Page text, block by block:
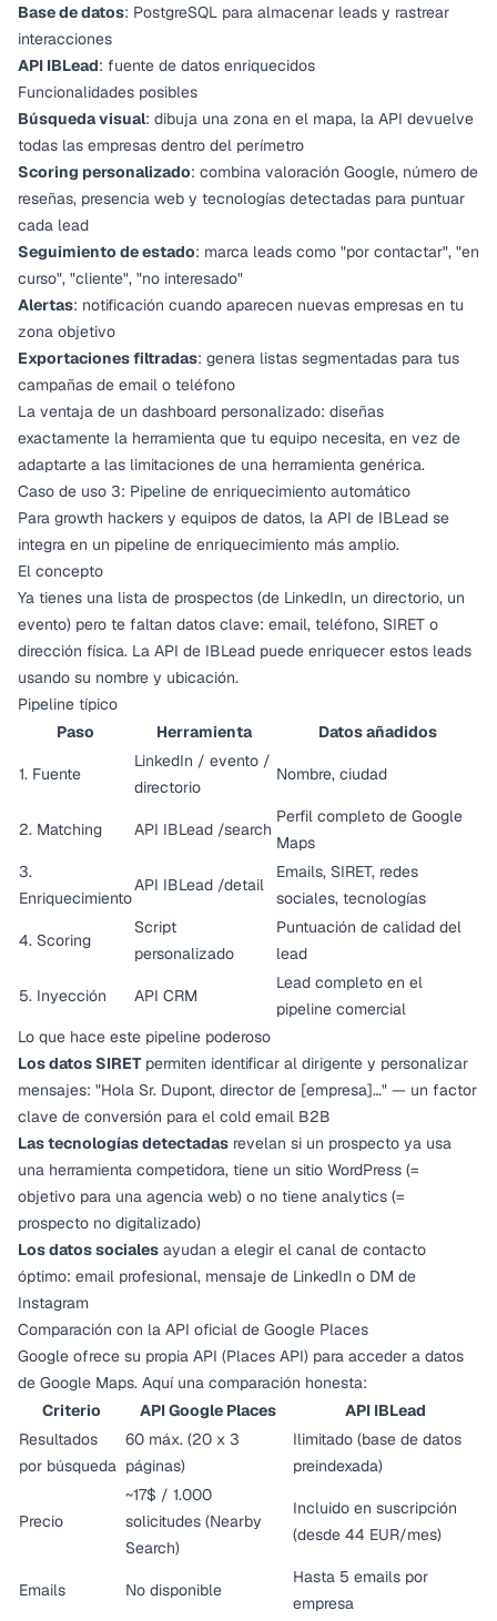
Base de datos: PostgreSQL para almacenar leads y rastrear
interacciones
API IBLead: fuente de datos enriquecidos
Funcionalidades posibles
Búsqueda visual: dibuja una zona en el mapa, la API devuelve
todas las empresas dentro del perímetro
Scoring personalizado: combina valoración Google, número de
reseñas, presencia web y tecnologías detectadas para puntuar
cada lead
Seguimiento de estado: marca leads como "por contactar", "en
curso", "cliente", "no interesado"
Alertas: notificación cuando aparecen nuevas empresas en tu
zona objetivo
Exportaciones filtradas: genera listas segmentadas para tus
campañas de email o teléfono
La ventaja de un dashboard personalizado: diseñas
exactamente la herramienta que tu equipo necesita, en vez de
adaptarte a las limitaciones de una herramienta genérica.
Caso de uso 3: Pipeline de enriquecimiento automático
Para growth hackers y equipos de datos, la API de IBLead se
integra en un pipeline de enriquecimiento más amplio.
El concepto
Ya tienes una lista de prospectos (de LinkedIn, un directorio, un
evento) pero te faltan datos clave: email, teléfono, SIRET o
dirección física. La API de IBLead puede enriquecer estos leads
usando su nombre y ubicación.
Pipeline típico
Paso
Herramienta Datos añadidos
1. Fuente
LinkedIn / evento /
directorio
Nombre, ciudad
2. Matching API IBLead /search
Perfil completo de Google
Maps
3.
Enriquecimiento
API IBLead /detail
Emails, SIRET, redes
sociales, tecnologías
4. Scoring
Script
personalizado
Puntuación de calidad del
lead
5. Inyección API CRM
Lead completo en el
pipeline comercial
Lo que hace este pipeline poderoso
Los datos SIRETpermiten identificar al dirigente y personalizar
mensajes: "Hola Sr. Dupont, director de [empresa]…" — un factor
clave de conversión para el cold email B2B
Las tecnologías detectadas revelan si un prospecto ya usa
una herramienta competidora, tiene un sitio WordPress (=
objetivo para una agencia web) o no tiene analytics (=
prospecto no digitalizado)
Los datos sociales ayudan a elegir el canal de contacto
óptimo: email profesional, mensaje de LinkedIn o DM de
Instagram
Comparación con la API oficial de Google Places
Google ofrece su propia API (Places API) para acceder a datos
de Google Maps. Aquí una comparación honesta:
Criterio
API Google Places
API IBLead
Resultados
por búsqueda
60 máx. (20 x 3
páginas)
Ilimitado (base de datos
preindexada)
Precio
~17$ / 1.000
solicitudes (Nearby
Search)
Incluido en suscripción
(desde 44 EUR/mes)
Emails No disponible
Hasta 5 emails por
empresa